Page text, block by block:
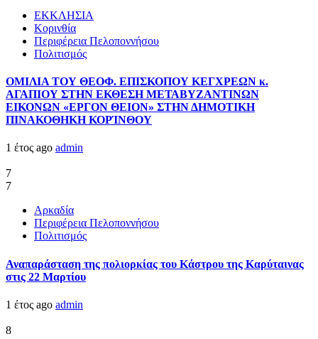
ΕΚΚΛΗΣΙΑ
Κορινθία
Περιφέρεια Πελοποννήσου
Πολιτισμός
ΟΜΙΛΙΑ ΤΟΥ ΘΕΟΦ. ΕΠΙΣΚΟΠΟΥ ΚΕΓΧΡΕΩΝ κ.
ΑΓΑΠΙΟΥ ΣΤΗΝ ΕΚΘΕΣΗ ΜΕΤΑΒΥΖΑΝΤΙΝΩΝ
ΕΙΚΟΝΩΝ «ΕΡΓΟΝ ΘΕΙΟΝ» ΣΤΗΝ ΔΗΜΟΤΙΚΗ
ΠΙΝΑΚΟΘΗΚΗ ΚΟΡΊΝΘΟΥ
1 έτος ago admin
7
7
Αρκαδία
Περιφέρεια Πελοποννήσου
Πολιτισμός
Αναπαράσταση της πολιορκίας του Κάστρου της Καρύταινας
στις 22 Μαρτίου
1 έτος ago admin
8